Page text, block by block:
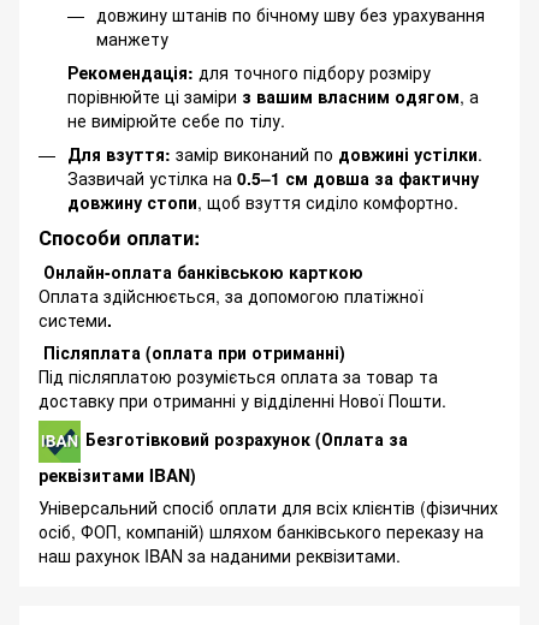
довжину штанів по бічному шву без урахування
манжету
Рекомендація: для точного підбору розміру
порівнюйте ці заміри з вашим власним одягом, а
не вимірюйте себе по тілу.
Для взуття: замір виконаний по довжині устілки.
Зазвичай устілка на 0.5–1 см довша за фактичну
довжину стопи, щоб взуття сиділо комфортно.
Способи оплати:
Онлайн-оплата банківською карткою
Оплата здійснюється, за допомогою платіжної
системи.
Післяплата (оплата при отриманні)
Під післяплатою розуміється оплата за товар та
доставку при отриманні у відділенні Нової Пошти.
Безготівковий розрахунок (Оплата за
реквізитами IBAN)
Універсальний спосіб оплати для всіх клієнтів (фізичних
осіб, ФОП, компаній) шляхом банківського переказу на
наш рахунок IBAN за наданими реквізитами.